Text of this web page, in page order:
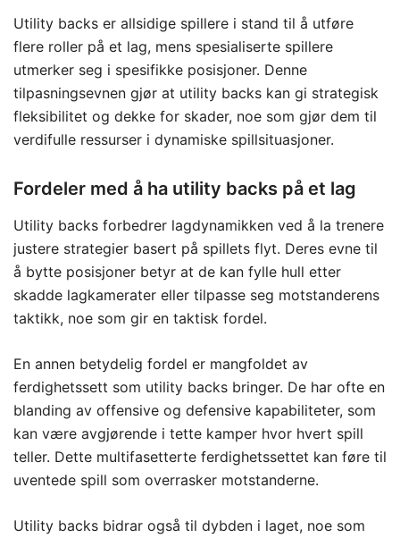
Utility backs er allsidige spillere i stand til å utføre
flere roller på et lag, mens spesialiserte spillere
utmerker seg i spesifikke posisjoner. Denne
tilpasningsevnen gjør at utility backs kan gi strategisk
fleksibilitet og dekke for skader, noe som gjør dem til
verdifulle ressurser i dynamiske spillsituasjoner.
Fordeler med å ha utility backs på et lag
Utility backs forbedrer lagdynamikken ved å la trenere
justere strategier basert på spillets flyt. Deres evne til
å bytte posisjoner betyr at de kan fylle hull etter
skadde lagkamerater eller tilpasse seg motstanderens
taktikk, noe som gir en taktisk fordel.
En annen betydelig fordel er mangfoldet av
ferdighetssett som utility backs bringer. De har ofte en
blanding av offensive og defensive kapabiliteter, som
kan være avgjørende i tette kamper hvor hvert spill
teller. Dette multifasetterte ferdighetssettet kan føre til
uventede spill som overrasker motstanderne.
Utility backs bidrar også til dybden i laget, noe som